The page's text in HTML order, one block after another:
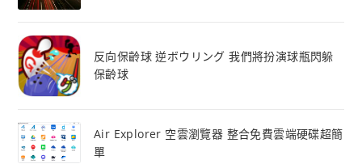
反向保齡球 逆ボウリング 我們將扮演球瓶閃躲
保齡球
Air Explorer 空雲瀏覽器 整合免費雲端硬碟超簡
單